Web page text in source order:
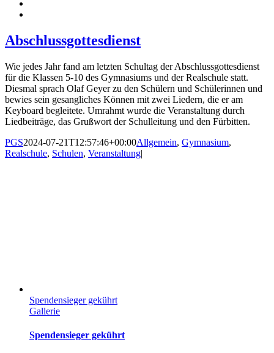
Abschlussgottesdienst
Wie jedes Jahr fand am letzten Schultag der Abschlussgottesdienst
für die Klassen 5-10 des Gymnasiums und der Realschule statt.
Diesmal sprach Olaf Geyer zu den Schülern und Schülerinnen und
bewies sein gesangliches Können mit zwei Liedern, die er am
Keyboard begleitete. Umrahmt wurde die Veranstaltung durch
Liedbeiträge, das Grußwort der Schulleitung und den Fürbitten.
PGS2024-07-21T12:57:46+00:00Allgemein, Gymnasium,
Realschule, Schulen, Veranstaltung|
Spendensieger gekührt
Gallerie
Spendensieger gekührt